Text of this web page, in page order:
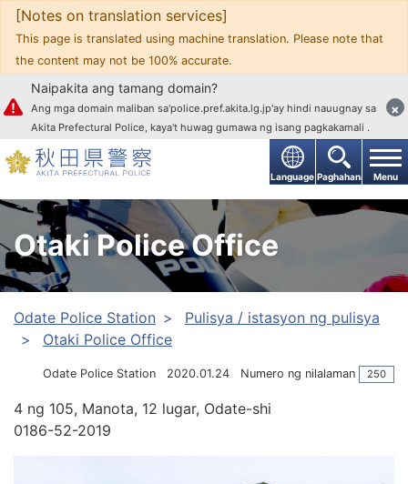
Upang mag-text
Language Paghahanap Menu
Naipakita ang tamang domain?
Ang mga domain maliban sa'police.pref.akita.lg.jp'ay hindi nauugnay sa
Akita Prefectural Police, kaya't huwag gumawa ng isang pagkakamali .
×
[Notes on translation services]
This page is translated using machine translation. Please note that
the content may not be 100% accurate.
Otaki Police Office
Odate Police Station
Pulisya / istasyon ng pulisya
Otaki Police Office
Odate Police Station 2020.01.24 Numero ng nilalaman 250
4 ng 105, Manota, 12 lugar, Odate-shi
0186-52-2019